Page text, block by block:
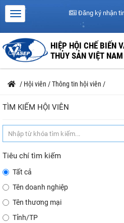
Đăng ký nhận
HIỆP HỘI CHẾ BIẾN
THỦY SẢN VIỆT NAM
/ Hội viên /Thông tin hội viên /
TÌM KIẾM HỘI VIÊN
Tiêu chí tìm kiếm
Tất cả
Tên doanh nghiệp
Tên thương mại
Tỉnh/TP